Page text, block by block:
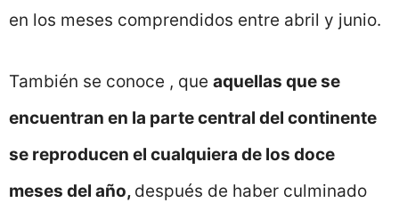
en los meses comprendidos entre abril y junio.
También se conoce , que aquellas que se
encuentran en la parte central del continente
se reproducen el cualquiera de los doce
meses del año, después de haber culminado